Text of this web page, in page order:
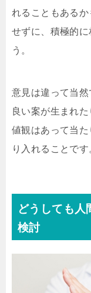
れることもある
せずに、積極的
う。
意見は違って当然
良い案が生まれ
値観はあって当
り入れることです
どうしても人
検討